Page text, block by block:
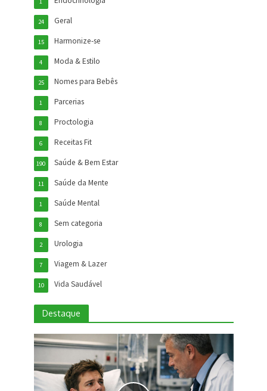
Geral
24
Harmonize-se
15
Moda & Estilo
4
Nomes para Bebês
25
Parcerias
1
Proctologia
8
Receitas Fit
6
Saúde & Bem Estar
190
Saúde da Mente
11
Saúde Mental
1
Sem categoria
8
Urologia
2
Viagem & Lazer
7
Vida Saudável
10
Destaque